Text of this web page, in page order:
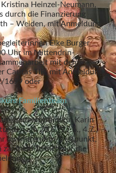
Heinzel-Neumann,
durch die Finanzierung
– Weiden, mit Anmeldung
Elke Burger
Uhr im Mittendrin-
mit dem
Caritas TIR, mit Anmeldung
1699 oder
Familienteam
Karin
am 20.6., 27.6., 4.7.,
im Mittendrin-Treffpunkt,
zahlt ein Teilnehmer die